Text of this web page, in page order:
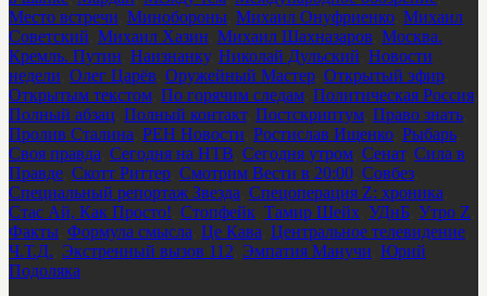
Место встречи Минобороны Михаил Онуфриенко Михаил
Советский Михаил Хазин Михаил Шахназаров Москва.
Кремль. Путин Наизнанку, Николай Дульский Новости
недели Олег Царёв Оружейный Мастер Открытый эфир
Открытым текстом По горячим следам Политическая Россия
Полный абзац Полный контакт, Постскриптум Право знать
Пролив Сталина РЕН Новости Ростислав Ищенко Рыбарь
Своя правда Сегодня на НТВ Сегодня утром Сенат, Сила в
Правде Скотт Риттер Смотрим Вести в 20:00 Совбез
Специальный репортаж Звезда Спецоперация Z: хроника
Стас Ай, Как Просто! Стопфейк Тамир Шейх УДнБ Утро Z
Факты Формула смысла Це Кава Центральное телевидение
Ч.Т.Д. Экстренный вызов 112 Эмпатия Манучи Юрий
Подоляка